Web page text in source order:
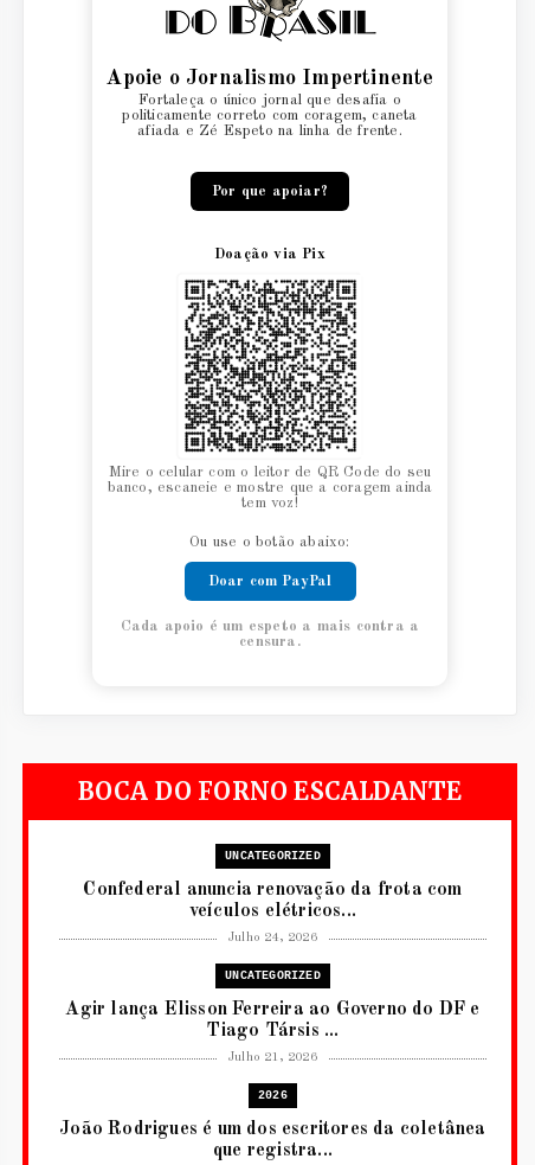
Apoie o Jornalismo Impertinente
Fortaleça o único jornal que desafia o
politicamente correto com coragem, caneta
afiada e Zé Espeto na linha de frente.
Por que apoiar?
Doação via Pix
Mire o celular com o leitor de QR Code do seu
banco, escaneie e mostre que a coragem ainda
tem voz!
Ou use o botão abaixo:
Doar com PayPal
Cada apoio é um espeto a mais contra a
censura.
BOCA DO FORNO ESCALDANTE
UNCATEGORIZED
Confederal anuncia renovação da frota com
veículos elétricos...
Julho 24, 2026
UNCATEGORIZED
Agir lança Elisson Ferreira ao Governo do DF e
Tiago Társis ...
Julho 21, 2026
2026
João Rodrigues é um dos escritores da coletânea
que registra...